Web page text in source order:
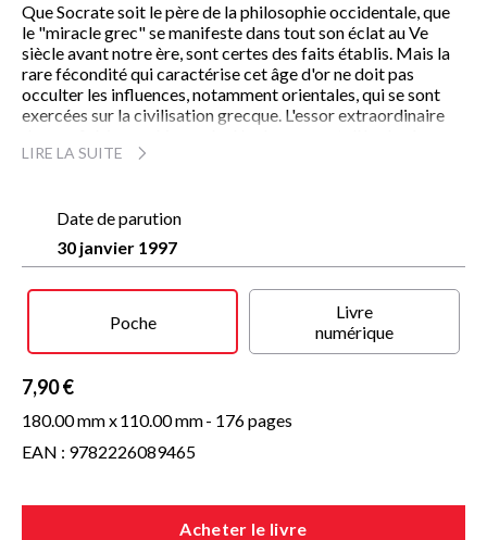
Que Socrate soit le père de la philosophie occidentale, que
le "miracle grec" se manifeste dans tout son éclat au Ve
siècle avant notre ère, sont certes des faits établis. Mais la
rare fécondité qui caractérise cet âge d'or ne doit pas
occulter les influences, notamment orientales, qui se sont
exercées sur la civilisation grecque. L'essor extraordinaire
caractère à la fois philosophique et mystique, la multiplicité
Phénicie, de Lydie ou encore de Perse.
C'est à travers trois figures singulières d'initiés - Orphée de
Thrace, Pythagore de Samos et Empédocle d'Agrigente -
destin de la Grèce antique, pour nous en livrer les sources
philosophiques et spirituelles.
LIRE LA SUITE
Date de parution
30 janvier 1997
Poche
Livre
numérique
7,90 €
180.00 mm x110.00 mm- 176 pages
EAN : 9782226089465
Acheter le livre